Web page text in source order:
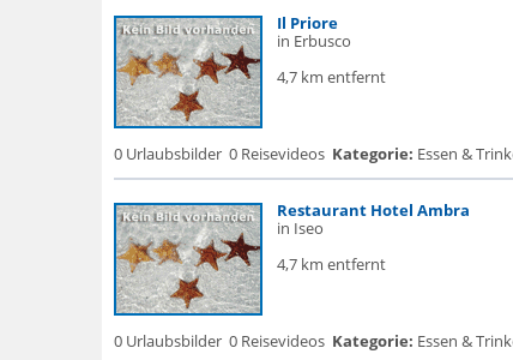
Il Priore
in Erbusco
4,7 km entfernt
0 Urlaubsbilder 0 Reisevideos Kategorie: Essen &
Restaurant Hotel Ambra
in Iseo
4,7 km entfernt
0 Urlaubsbilder 0 Reisevideos Kategorie: Essen &